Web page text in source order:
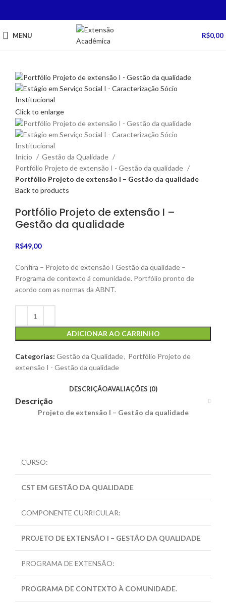
MENU R$0,00
Click to enlarge
Início
Gestão da Qualidade
Portfólio Projeto de extensão I - Gestão da qualidade
Portfólio Projeto de extensão I – Gestão da qualidade
Back to products
Portfólio Projeto de extensão I –
Gestão da qualidade
R$49,00
Confira – Projeto de extensão I Gestão da qualidade –
Programa de contexto á comunidade. Portfólio pronto de
acordo com as normas da ABNT.
ADICIONAR AO CARRINHO
Categorias: Gestão da Qualidade, Portfólio Projeto de
extensão I - Gestão da qualidade
DESCRIÇÃOAVALIAÇÕES (0)
Descrição
Projeto de extensão I – Gestão da qualidade
CURSO:
CST EM GESTÃO DA QUALIDADE
COMPONENTE CURRICULAR:
PROJETO DE EXTENSÃO I – GESTÃO DA QUALIDADE
PROGRAMA DE EXTENSÃO:
PROGRAMA DE CONTEXTO À COMUNIDADE.